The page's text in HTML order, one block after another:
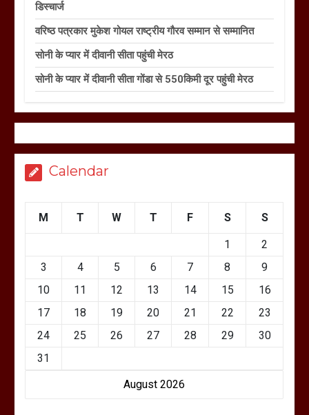
डिस्चार्ज
वरिष्ठ पत्रकार मुकेश गोयल राष्ट्रीय गौरव सम्मान से सम्मानित
सोनी के प्यार में दीवानी सीता पहुंची मेरठ
सोनी के प्यार में दीवानी सीता गोंडा से 550किमी दूर पहुंची मेरठ
Calendar
August 2026
M T W T F S S
1
2
3
4 5 6 7 8
9
10
11 12 13 14 15
16
17
18 19 20 21 22
23
24
25 26 27 28 29
30
31